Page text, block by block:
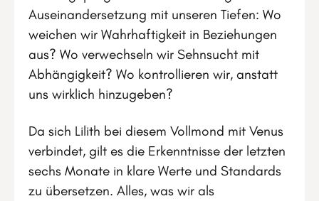
Auseinandersetzung mit unseren Tiefen: Wo
weichen wir Wahrhaftigkeit in Beziehungen
aus? Wo verwechseln wir Sehnsucht mit
Abhängigkeit? Wo kontrollieren wir, anstatt
uns wirklich hinzugeben?
Da sich Lilith bei diesem Vollmond mit Venus
verbindet, gilt es die Erkenntnisse der letzten
sechs Monate in klare Werte und Standards
zu übersetzen. Alles, was wir als